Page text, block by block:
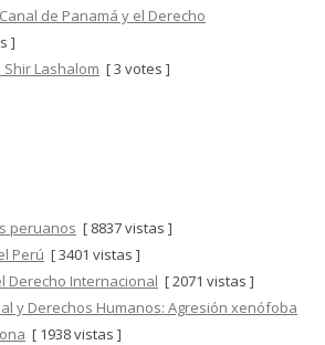
de Panamá y el Derecho
]
Lashalom [ 3 votes ]
peruanos [ 8837 vistas ]
Perú [ 3401 vistas ]
Derecho Internacional [ 2071 vistas ]
y Derechos Humanos: Agresión xenófoba
[ 1938 vistas ]